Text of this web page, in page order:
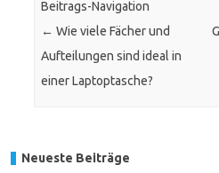
Beitrags-Navigation
← Wie viele Fächer und
Aufteilungen sind ideal in
einer Laptoptasche?
Neueste Beiträge